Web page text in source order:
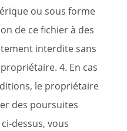
ou sous forme
de ce fichier à des
interdite sans
4. En cas
le propriétaire
des poursuites
dessus, vous